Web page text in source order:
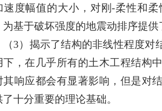
速度幅值的大小，对刚-柔性和
为基于破坏强度的地震动排序提供
（3）揭示了结构的非线性程度
下，在几乎所有的土木工程结构
其响应都会有显著影响，但是对
十分重要的理论基础。